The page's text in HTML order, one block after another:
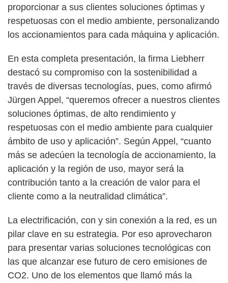
proporcionar a sus clientes soluciones óptimas y
respetuosas con el medio ambiente, personalizando
los accionamientos para cada máquina y aplicación.
En esta completa presentación, la firma Liebherr
destacó su compromiso con la sostenibilidad a
través de diversas tecnologías, pues, como afirmó
Jürgen Appel, “queremos ofrecer a nuestros clientes
soluciones óptimas, de alto rendimiento y
respetuosas con el medio ambiente para cualquier
ámbito de uso y aplicación”. Según Appel, “cuanto
más se adecúen la tecnología de accionamiento, la
aplicación y la región de uso, mayor será la
contribución tanto a la creación de valor para el
cliente como a la neutralidad climática”.
La electrificación, con y sin conexión a la red, es un
pilar clave en su estrategia. Por eso aprovecharon
para presentar varias soluciones tecnológicas con
las que alcanzar ese futuro de cero emisiones de
CO2. Uno de los elementos que llamó más la